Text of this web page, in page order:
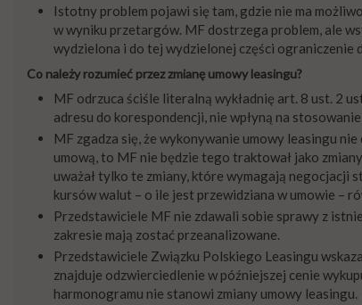
Istotny problem pojawi się tam, gdzie nie ma
w wyniku przetargów. MF dostrzega problem, ale
wydzielona i do tej wydzielonej części ograniczenie
Co należy rozumieć przez zmianę umowy leasingu?
MF odrzuca ściśle literalną wykładnię art. 8 ust. 2
adresu do korespondencji, nie wpłyną na stosowanie
MF zgadza się, że wykonywanie umowy leasingu
umową, to MF nie będzie tego traktował jako
uważał tylko te zmiany, które wymagają negocjacji
kursów walut – o ile jest przewidziana w umowie –
Przedstawiciele MF nie zdawali sobie sprawy z
zakresie mają zostać przeanalizowane.
Przedstawiciele Związku Polskiego Leasingu
znajduje odzwierciedlenie w późniejszej cenie
harmonogramu nie stanowi zmiany umowy leasingu.